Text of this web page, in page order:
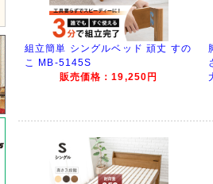
組立簡単 シングルベッド 頑丈 すの
こ MB-5145S
販売価格：19,250円